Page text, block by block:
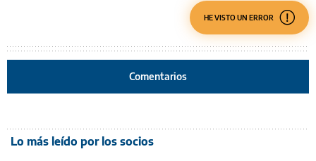
HE VISTO UN ERROR
Comentarios
Lo más leído por los socios